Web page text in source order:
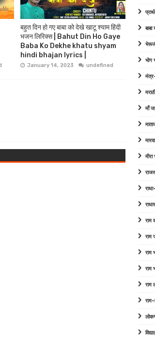
बहुत दिन हो गए बाबा को देखे खाटू श्याम हिंदी
भजन लिरिक्स | Bahut Din Ho Gaye
Baba Ko Dekhe khatu shyam
hindi bhajan lyrics |
January 14, 2023 undefined
भोग
माँ
राम
राम
राम
राम
राम